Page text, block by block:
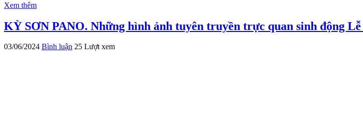
Xem thêm
KỲ SƠN PANO. Những hình ảnh tuyên truyền trực quan sinh động
03/06/2024 Bình luận 25 Lượt xem